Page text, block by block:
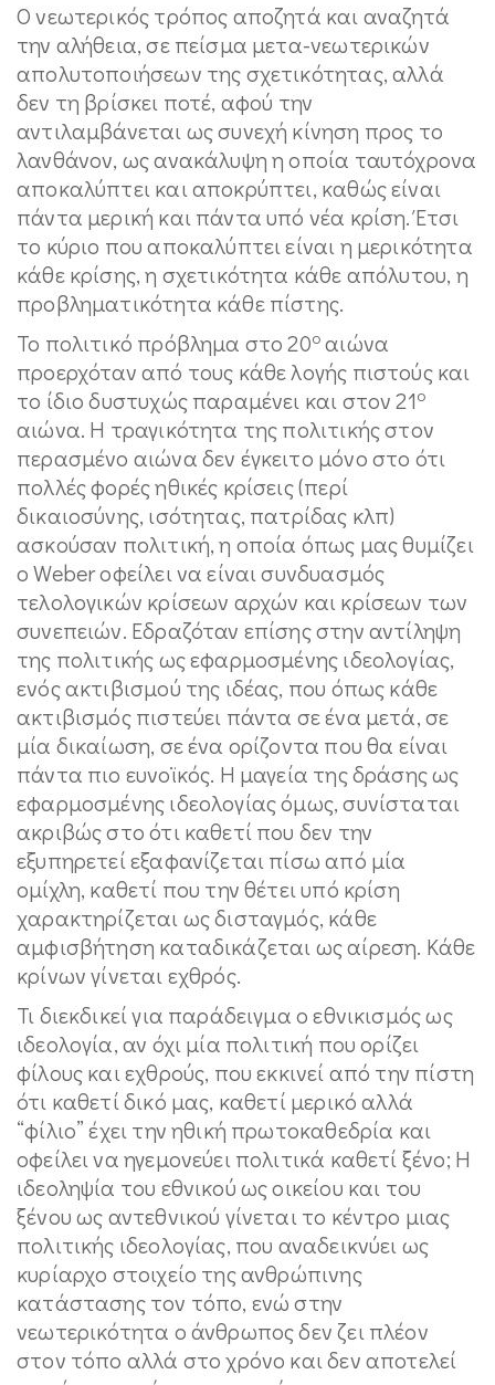
Ο νεωτερικός τρόπος αποζητά και αναζητά
την αλήθεια, σε πείσμα μετα-νεωτερικών
απολυτοποιήσεων της σχετικότητας, αλλά
δεν τη βρίσκει ποτέ, αφού την
αντιλαμβάνεται ως συνεχή κίνηση προς το
λανθάνον, ως ανακάλυψη η οποία ταυτόχρονα
αποκαλύπτει και αποκρύπτει, καθώς είναι
πάντα μερική και πάντα υπό νέα κρίση. Έτσι
το κύριο που αποκαλύπτει είναι η μερικότητα
κάθε κρίσης, η σχετικότητα κάθε απόλυτου, η
προβληματικότητα κάθε πίστης.
Το πολιτικό πρόβλημα στο 20ο αιώνα
προερχόταν από τους κάθε λογής πιστούς και
το ίδιο δυστυχώς παραμένει και στον 21ο
αιώνα. Η τραγικότητα της πολιτικής στον
περασμένο αιώνα δεν έγκειτο μόνο στο ότι
πολλές φορές ηθικές κρίσεις (περί
δικαιοσύνης, ισότητας, πατρίδας κλπ)
ασκούσαν πολιτική, η οποία όπως μας θυμίζει
ο Weber οφείλει να είναι συνδυασμός
τελολογικών κρίσεων αρχών και κρίσεων των
συνεπειών. Εδραζόταν επίσης στην αντίληψη
της πολιτικής ως εφαρμοσμένης ιδεολογίας,
ενός ακτιβισμού της ιδέας, που όπως κάθε
ακτιβισμός πιστεύει πάντα σε ένα μετά, σε
μία δικαίωση, σε ένα ορίζοντα που θα είναι
πάντα πιο ευνοϊκός. Η μαγεία της δράσης ως
εφαρμοσμένης ιδεολογίας όμως, συνίσταται
ακριβώς στο ότι καθετί που δεν την
εξυπηρετεί εξαφανίζεται πίσω από μία
ομίχλη, καθετί που την θέτει υπό κρίση
χαρακτηρίζεται ως δισταγμός, κάθε
αμφισβήτηση καταδικάζεται ως αίρεση. Κάθε
κρίνων γίνεται εχθρός.
Τι διεκδικεί για παράδειγμα ο εθνικισμός ως
ιδεολογία, αν όχι μία πολιτική που ορίζει
φίλους και εχθρούς, που εκκινεί από την πίστη
ότι καθετί δικό μας, καθετί μερικό αλλά
“φίλιο” έχει την ηθική πρωτοκαθεδρία και
οφείλει να ηγεμονεύει πολιτικά καθετί ξένο; Η
ιδεοληψία του εθνικού ως οικείου και του
ξένου ως αντεθνικού γίνεται το κέντρο μιας
πολιτικής ιδεολογίας, που αναδεικνύει ως
κυρίαρχο στοιχείο της ανθρώπινης
κατάστασης τον τόπο, ενώ στην
νεωτερικότητα ο άνθρωπος δεν ζει πλέον
στον τόπο αλλά στο χρόνο και δεν αποτελεί